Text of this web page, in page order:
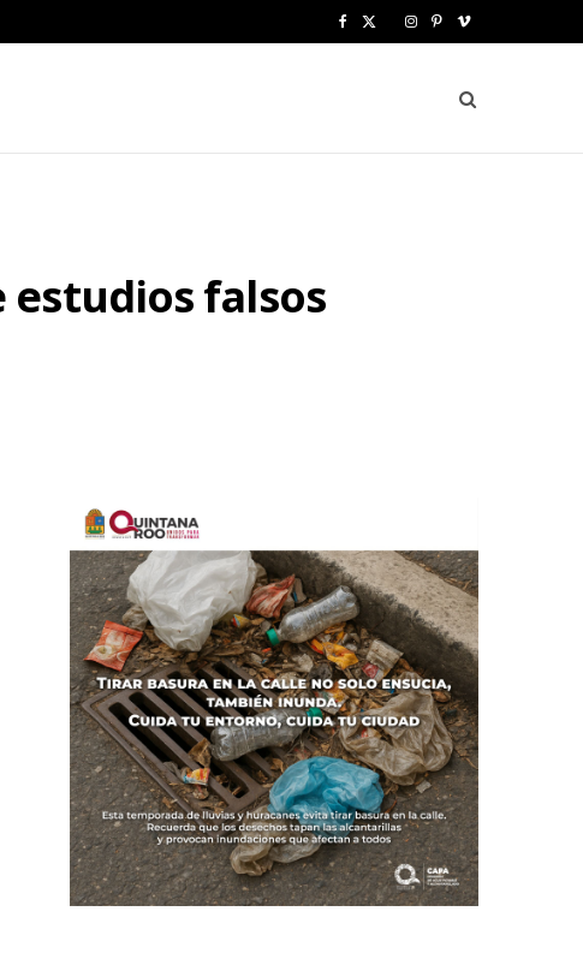
e w
I
t
P
t
V
m
e
estudios falsos